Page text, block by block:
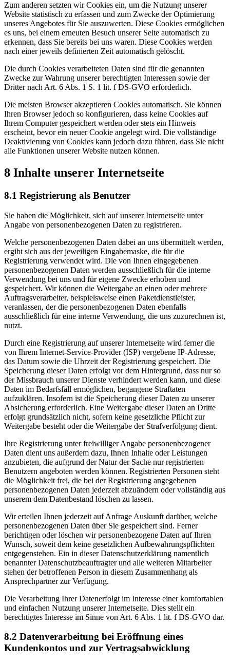
Zum anderen setzten wir Cookies ein, um die Nutzung unserer
Website statistisch zu erfassen und zum Zwecke der Optimierung
unseres Angebotes für Sie auszuwerten. Diese Cookies ermöglichen
es uns, bei einem erneuten Besuch unserer Seite automatisch zu
erkennen, dass Sie bereits bei uns waren. Diese Cookies werden
nach einer jeweils definierten Zeit automatisch gelöscht.
Die durch Cookies verarbeiteten Daten sind für die genannten
Zwecke zur Wahrung unserer berechtigten Interessen sowie der
Dritter nach Art. 6 Abs. 1 S. 1 lit. f DS-GVO erforderlich.
Die meisten Browser akzeptieren Cookies automatisch. Sie können
Ihren Browser jedoch so konfigurieren, dass keine Cookies auf
Ihrem Computer gespeichert werden oder stets ein Hinweis
erscheint, bevor ein neuer Cookie angelegt wird. Die vollständige
Deaktivierung von Cookies kann jedoch dazu führen, dass Sie nicht
alle Funktionen unserer Website nutzen können.
8 Inhalte unserer Internetseite
8.1 Registrierung als Benutzer
Sie haben die Möglichkeit, sich auf unserer Internetseite unter
Angabe von personenbezogenen Daten zu registrieren.
Welche personenbezogenen Daten dabei an uns übermittelt werden,
ergibt sich aus der jeweiligen Eingabemaske, die für die
Registrierung verwendet wird. Die von Ihnen eingegebenen
personenbezogenen Daten werden ausschließlich für die interne
Verwendung bei uns und für eigene Zwecke erhoben und
gespeichert. Wir können die Weitergabe an einen oder mehrere
Auftragsverarbeiter, beispielsweise einen Paketdienstleister,
veranlassen, der die personenbezogenen Daten ebenfalls
ausschließlich für eine interne Verwendung, die uns zuzurechnen ist,
nutzt.
Durch eine Registrierung auf unserer Internetseite wird ferner die
von Ihrem Internet-Service-Provider (ISP) vergebene IP-Adresse,
das Datum sowie die Uhrzeit der Registrierung gespeichert. Die
Speicherung dieser Daten erfolgt vor dem Hintergrund, dass nur so
der Missbrauch unserer Dienste verhindert werden kann, und diese
Daten im Bedarfsfall ermöglichen, begangene Straftaten
aufzuklären. Insofern ist die Speicherung dieser Daten zu unserer
Absicherung erforderlich. Eine Weitergabe dieser Daten an Dritte
erfolgt grundsätzlich nicht, sofern keine gesetzliche Pflicht zur
Weitergabe besteht oder die Weitergabe der Strafverfolgung dient.
Ihre Registrierung unter freiwilliger Angabe personenbezogener
Daten dient uns außerdem dazu, Ihnen Inhalte oder Leistungen
anzubieten, die aufgrund der Natur der Sache nur registrierten
Benutzern angeboten werden können. Registrierten Personen steht
die Möglichkeit frei, die bei der Registrierung angegebenen
personenbezogenen Daten jederzeit abzuändern oder vollständig aus
unserem dem Datenbestand löschen zu lassen.
Wir erteilen Ihnen jederzeit auf Anfrage Auskunft darüber, welche
personenbezogenen Daten über Sie gespeichert sind. Ferner
berichtigen oder löschen wir personenbezogene Daten auf Ihren
Wunsch, soweit dem keine gesetzlichen Aufbewahrungspflichten
entgegenstehen. Ein in dieser Datenschutzerklärung namentlich
benannter Datenschutzbeauftragter und alle weiteren Mitarbeiter
stehen der betroffenen Person in diesem Zusammenhang als
Ansprechpartner zur Verfügung.
Die Verarbeitung Ihrer Datenerfolgt im Interesse einer komfortablen
und einfachen Nutzung unserer Internetseite. Dies stellt ein
berechtigtes Interesse im Sinne von Art. 6 Abs. 1 lit. f DS-GVO dar.
8.2 Datenverarbeitung bei Eröffnung eines
Kundenkontos und zur Vertragsabwicklung